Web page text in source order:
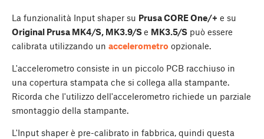
La funzionalità Input shaper su Prusa CORE One/+ e su
Original Prusa MK4/S, MK3.9/Se MK3.5/S può essere
calibrata utilizzando un accelerometro opzionale.
L'accelerometro consiste in un piccolo PCB racchiuso in
una copertura stampata che si collega alla stampante.
Ricorda che l'utilizzo dell'accelerometro richiede un parziale
smontaggio della stampante.
L'Input shaper è pre-calibrato in fabbrica, quindi questa